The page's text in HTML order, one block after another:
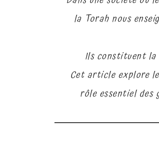
la Torah nous
Ils constituent
Cet article explore
rôle essentiel des